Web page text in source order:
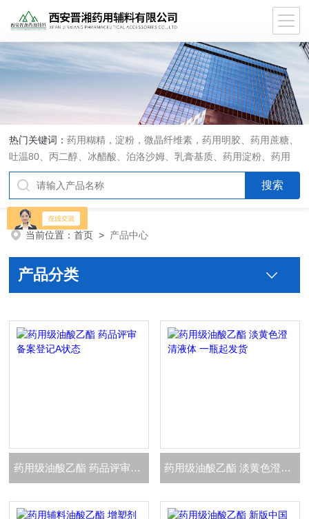
热门关键词：药用糊精，淀粉，微晶纤维素，药用明胶、药用蔗糖、
吐温80、丙二醇、冰醋酸、泊洛沙姆、乳膏基质、药用淀粉、药用
糊精、硬脂酸镁、聚丙烯酸树脂系列、羧甲基淀粉钠、羧甲基纤维素
钠、可溶性淀粉、甘露醇、羟丙纤维素、羟丙基甲基纤维素、乳糖、
交联聚维酮、交联羧甲基纤维素钠、聚乙二醇（PEG）系列、二氧化
硅、聚乙烯吡咯烷酮、十八醇、十六醇、预交化淀粉、微晶纤维素、
甲基纤维素、乙基纤维素，三氯蔗糖，麝香草酚，药用蜂蜜，
当前位置：首页 > 产品中心
产品分类
药用级油酸乙酯 药品评审备案登记A状态 药用级油酸乙酯 淡黄色澄清液体 一瓶起发货